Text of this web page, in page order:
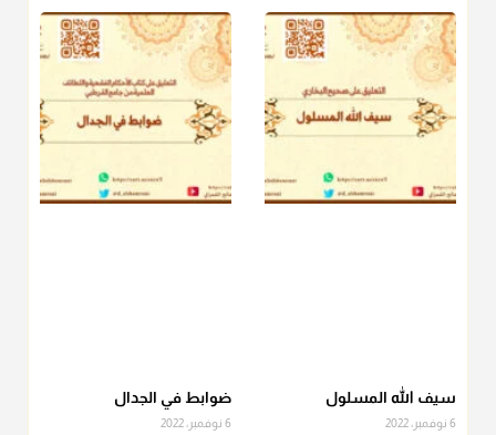
أ.د. صالح الشمراني
دفعزكاة الفطرللمسكين القريب صدقة وصلة وهو أفضل من
دفعها للبعيد ولا تغرك مظاهر ووظائف بعض الأقارب فإن
منذ 3 شهر
سيف الله المسلول
6 نوفمبر، 2022
ضوابط في الجدال
6 نوفمبر، 2022